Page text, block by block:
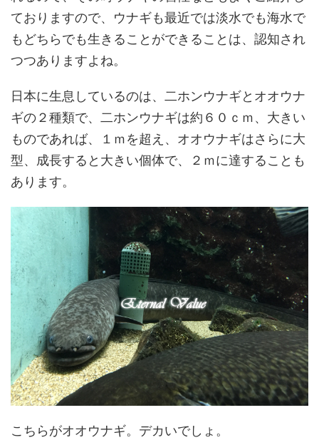
ておりますので、ウナギも最近では淡水でも海水で
もどちらでも生きることができることは、認知され
つつありますよね。
日本に生息しているのは、二ホンウナギとオオウナ
ギの２種類で、二ホンウナギは約６０ｃｍ、大きい
ものであれば、１ｍを超え、オオウナギはさらに大
型、成長すると大きい個体で、２ｍに達することも
あります。
こちらがオオウナギ。デカいでしょ。